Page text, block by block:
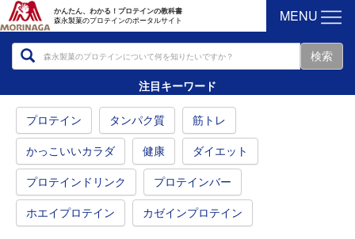
かんたん、わかる！プロテインの教科書
森永製菓のプロテインのポータルサイト
MENU
注目キーワード
プロテイン タンパク質 筋トレ
かっこいいカラダ 健康 ダイエット
プロテインドリンク プロテインバー
ホエイプロテイン カゼインプロテイン